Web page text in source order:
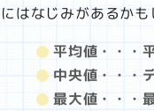
にはなじみがあるかも
平均値・・・
中央値・・・
最大値・・・